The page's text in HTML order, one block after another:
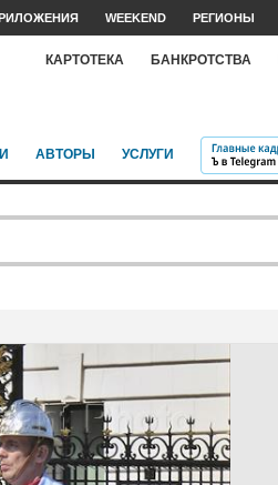
WEEKEND РЕГИОНЫ
КАРТОТЕКА БАНКРОТСТВА
АВТОРЫ УСЛУГИ